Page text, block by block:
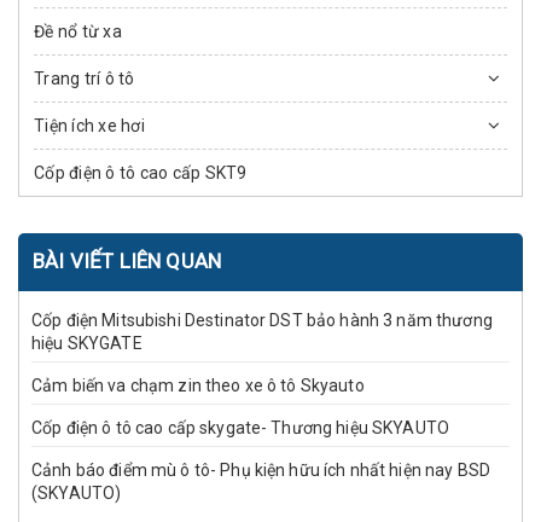
Đề nổ từ xa
Trang trí ô tô
Tiện ích xe hơi
Cốp điện ô tô cao cấp SKT9
BÀI VIẾT LIÊN QUAN
Cốp điện Mitsubishi Destinator DST bảo hành 3 năm thương
hiệu SKYGATE
Cảm biến va chạm zin theo xe ô tô Skyauto
Cốp điện ô tô cao cấp skygate- Thương hiệu SKYAUTO
Cảnh báo điểm mù ô tô- Phụ kiện hữu ích nhất hiện nay BSD
(SKYAUTO)